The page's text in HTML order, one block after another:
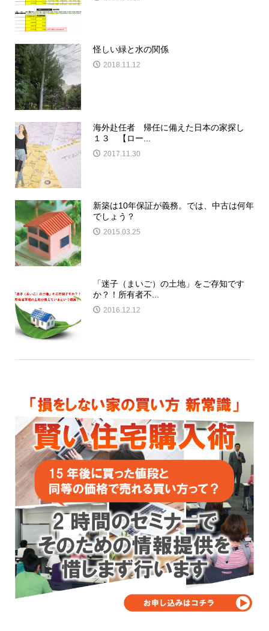
怪しい緑と水の関係
2018.11.12
海外赴任者 帰任に備えた日本の家探し
１３ 【ロー...
2017.11.30
新築は10年保証が義務。では、中古は何年
でしょう？
2015.03.25
「迷子（まいご）の土地」をご存知です
か？！所有者不...
2016.12.12